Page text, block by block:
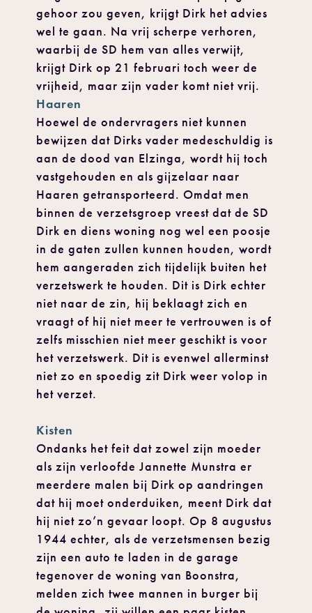
gehoor zou geven, krijgt Dirk het advies
wel te gaan. Na vrij scherpe verhoren,
waarbij de SD hem van alles verwijt,
krijgt Dirk op 21 februari toch weer de
vrijheid, maar zijn vader komt niet vrij.
Haaren
Hoewel de ondervragers niet kunnen
bewijzen dat Dirks vader medeschuldig is
aan de dood van Elzinga, wordt hij toch
vastgehouden en als gijzelaar naar
Haaren ge­transporteerd. Omdat men
binnen de verzetsgroep vreest dat de SD
Dirk en diens woning nog wel een poosje
in de gaten zullen kunnen houden, wordt
hem aangeraden zich tijdelijk buiten het
verzetswerk te houden. Dit is Dirk echter
niet naar de zin, hij beklaagt zich en
vraagt of hij niet meer te vertrouwen is of
zelfs misschien niet meer geschikt is voor
het verzetswerk. Dit is evenwel allerminst
niet zo en spoedig zit Dirk weer volop in
het verzet.
Kisten
Ondanks het feit dat zowel zijn moeder
als zijn verloofde Jannette Munstra er
meerdere malen bij Dirk op aandringen
dat hij moet onderduiken, meent Dirk dat
hij niet zo’n gevaar loopt. Op 8 augustus
1944 echter, als de verzetsmensen bezig
zijn een auto te la­den in de garage
tegenover de woning van Boonstra,
melden zich twee mannen in burger bij